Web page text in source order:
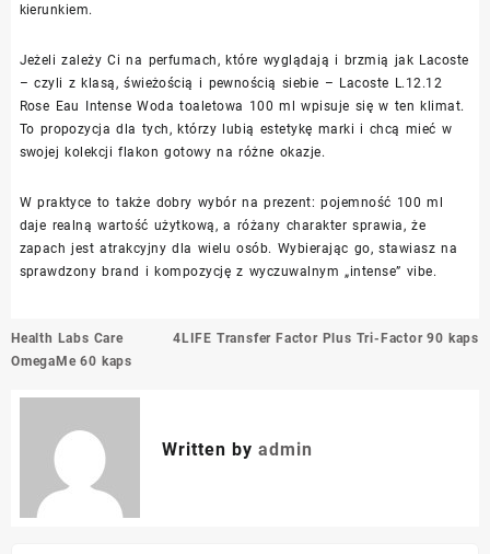
kierunkiem.
Jeżeli zależy Ci na perfumach, które wyglądają i brzmią jak Lacoste
– czyli z klasą, świeżością i pewnością siebie – Lacoste L.12.12
Rose Eau Intense Woda toaletowa 100 ml wpisuje się w ten klimat.
To propozycja dla tych, którzy lubią estetykę marki i chcą mieć w
swojej kolekcji flakon gotowy na różne okazje.
W praktyce to także dobry wybór na prezent: pojemność 100 ml
daje realną wartość użytkową, a różany charakter sprawia, że
zapach jest atrakcyjny dla wielu osób. Wybierając go, stawiasz na
sprawdzony brand i kompozycję z wyczuwalnym „intense” vibe.
Nawigacja
wpisu
Health Labs Care
OmegaMe 60 kaps
4LIFE Transfer Factor Plus Tri-Factor 90 kaps
Written by admin